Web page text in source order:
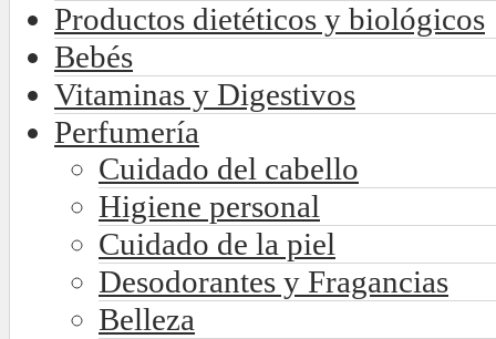
Productos dietéticos y biológicos
Bebés
Vitaminas y Digestivos
Perfumería
Cuidado del cabello
Higiene personal
Cuidado de la piel
Desodorantes y Fragancias
Belleza